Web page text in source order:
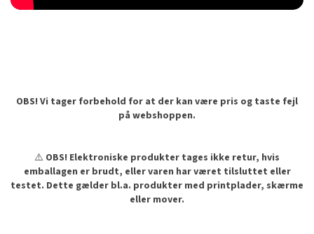
OBS! Vi tager forbehold for at der kan være pris og taste fejl
på webshoppen.
⚠️ OBS! Elektroniske produkter tages ikke retur, hvis
emballagen er brudt, eller varen har været tilsluttet eller
testet. Dette gælder bl.a. produkter med printplader, skærme
eller mover.